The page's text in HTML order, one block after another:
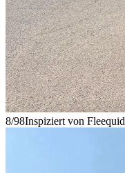
8/98Inspiziert von Fleequid